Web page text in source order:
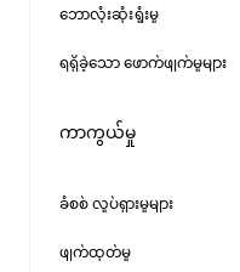
ဘောလုံးဆုံးရှုံးမှု
ရရှိခဲ့သော ဖောက်ဖျက်မှုများ
ကာကွယ်မှု
ခံစစ် လှုပ်ရှားမှုများ
ဖျက်ထုတ်မှု